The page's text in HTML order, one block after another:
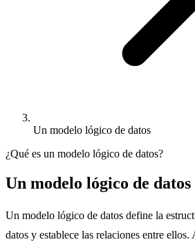
Un modelo lógico de datos
¿Qué es un modelo lógico de datos?
Un modelo lógico de datos
Un modelo lógico de datos define la
datos y establece las relaciones entre